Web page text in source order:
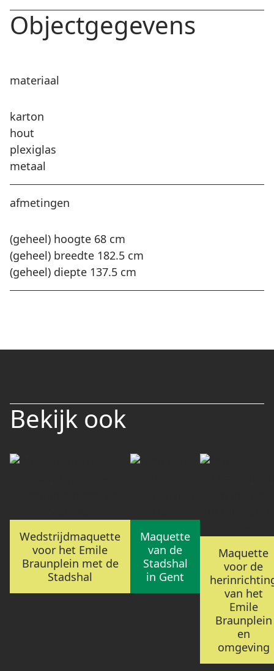
Objectgegevens
materiaal
karton
hout
plexiglas
metaal
afmetingen
(geheel) hoogte 68 cm
(geheel) breedte 182.5 cm
(geheel) diepte 137.5 cm
Bekijk ook
Wedstrijdmaquette
voor het Emile
Braunplein met de
Stadshal
Maquette
van de
Stadshal
in Gent
Maquette
voor de
van het
Emile
Braunplein
en
omgeving